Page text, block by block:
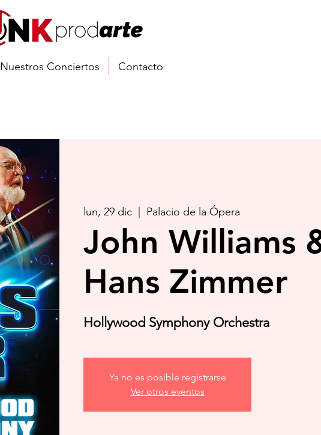
Nuestros Conciertos Contacto
lun, 29 dic Palacio de la Ópera
John Williams
Hans Zimmer
Hollywood Symphony Orchestra
Ya no es posible registrarse
Ver otros eventos